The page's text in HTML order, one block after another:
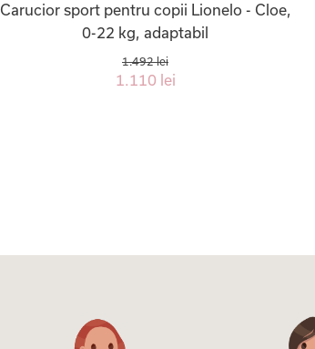
Carucior sport pentru copii Lionelo - Cloe,
0-22 kg, adaptabil
1.492 lei
1.110 lei